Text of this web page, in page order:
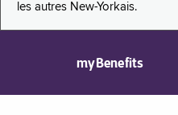
les autres New-Yorkais.
myBenefits